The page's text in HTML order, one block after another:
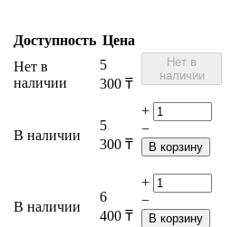
Доступность Цена
Нет в
наличии
5
300 ₸
Нет в
наличии
В наличии
5
300 ₸
+
−
В корзину
В наличии
6
400 ₸
+
−
В корзину